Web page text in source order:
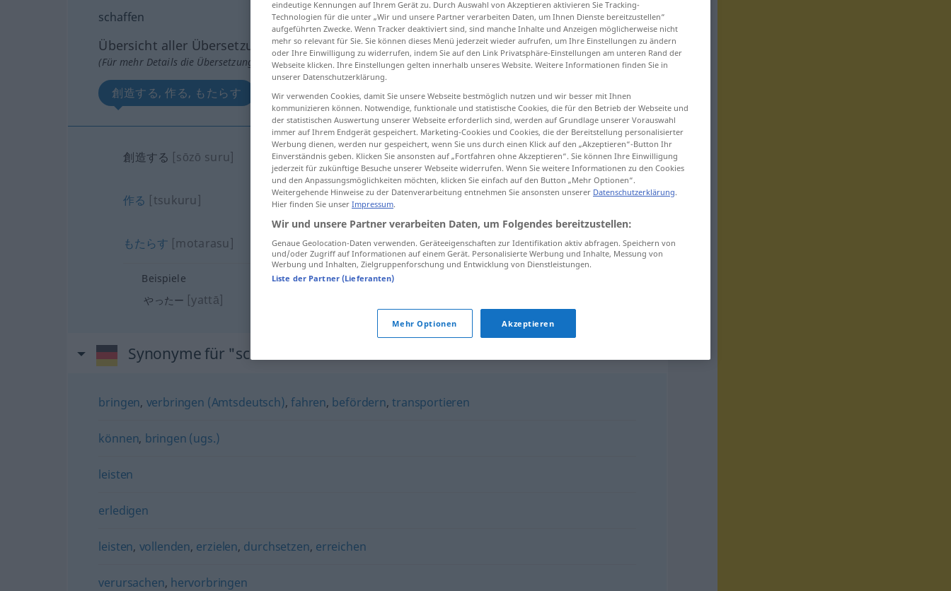
schaffen
Übersicht aller Übersetzungen
(Für mehr Details die Übersetzung anklicken/antippen)
創造する, 作る, もたらす
創造する [sōzō suru] schaffenerschaffen
作る [tsukuru] schaffen Platz
もたらす [motarasu] schaffenOrdnung
Beispiele
やったー [yattā]
Synonyme für "schaffen"
bringen, verbringen (Amtsdeutsch),fahren, befördern,transportieren
können, bringen (ugs.)
leisten
erledigen
leisten, vollenden, erzielen, durchsetzen, erreichen
verursachen, hervorbringen
eindeutige Kennungen auf Ihrem Gerät zu. Durch Auswahl von Akzeptieren aktivieren Sie Tracking-
Technologien für die unter „Wir und unsere Partner verarbeiten Daten, um Ihnen Dienste bereitzustellen“
aufgeführten Zwecke. Wenn Tracker deaktiviert sind, sind manche Inhalte und Anzeigen möglicherweise nicht
mehr so relevant für Sie. Sie können dieses Menü jederzeit wieder aufrufen, um Ihre Einstellungen zu ändern
oder Ihre Einwilligung zu widerrufen, indem Sie auf den Link Privatsphäre-Einstellungen am unteren Rand der
Webseite klicken. Ihre Einstellungen gelten innerhalb unseres Website. Weitere Informationen finden Sie in
unserer Datenschutzerklärung.
Wir verwenden Cookies, damit Sie unsere Webseite bestmöglich nutzen und wir besser mit Ihnen
kommunizieren können. Notwendige, funktionale und statistische Cookies, die für den Betrieb der Webseite und
der statistischen Auswertung unserer Webseite erforderlich sind, werden auf Grundlage unserer Vorauswahl
immer auf Ihrem Endgerät gespeichert. Marketing-Cookies und Cookies, die der Bereitstellung personalisierter
Werbung dienen, werden nur gespeichert, wenn Sie uns durch einen Klick auf den „Akzeptieren“-Button Ihr
Einverständnis geben. Klicken Sie ansonsten auf „Fortfahren ohne Akzeptieren“. Sie können Ihre Einwilligung
jederzeit für zukünftige Besuche unserer Webseite widerrufen. Wenn Sie weitere Informationen zu den Cookies
und den Anpassungsmöglichkeiten möchten, klicken Sie einfach auf den Button „Mehr Optionen“.
Weitergehende Hinweise zu der Datenverarbeitung entnehmen Sie ansonsten unserer Datenschutzerklärung.
Hier finden Sie unser Impressum.
Wir und unsere Partner verarbeiten Daten, um Folgendes bereitzustellen:
Genaue Geolocation-Daten verwenden. Geräteeigenschaften zur Identifikation aktiv abfragen. Speichern von
und/oder Zugriff auf Informationen auf einem Gerät. Personalisierte Werbung und Inhalte, Messung von
Werbung und Inhalten, Zielgruppenforschung und Entwicklung von Dienstleistungen.
Liste der Partner (Lieferanten)
Mehr Optionen Akzeptieren